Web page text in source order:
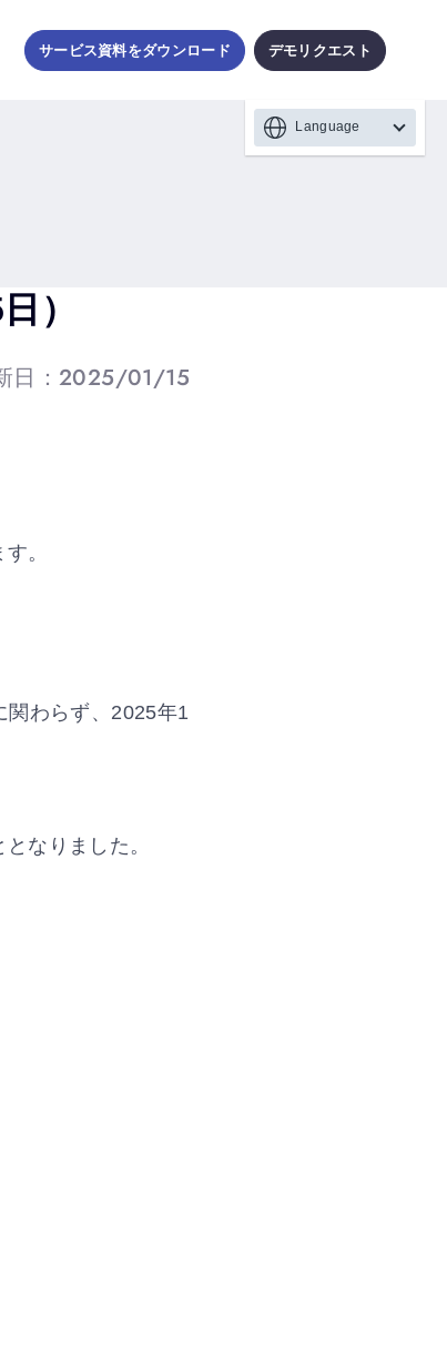
サービス資料をダウンロード デモリクエスト
Language
）
日：2025/01/15
。
関わらず、2025年1
なりました。